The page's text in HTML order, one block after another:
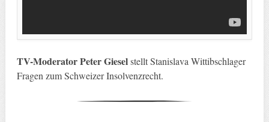
TV-Moderator Peter Gieselstellt Stanislava Wittibschlager
Fragen zum Schweizer Insolvenzrecht.